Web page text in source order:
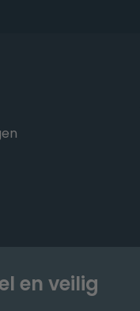
en veilig